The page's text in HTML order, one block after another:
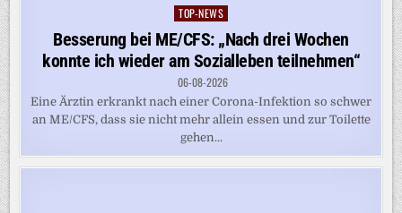
Posted
in
TOP-NEWS
Besserung bei ME/CFS: „Nach drei Wochen
konnte ich wieder am Sozialleben teilnehmen“
06-08-2026
Eine Ärztin erkrankt nach einer Corona-Infektion so schwer
an ME/CFS, dass sie nicht mehr allein essen und zur Toilette
gehen...